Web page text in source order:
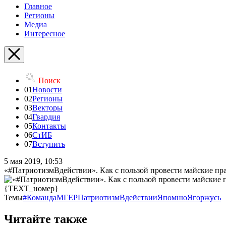
Главное
Регионы
Медиа
Интересное
Поиск
01Новости
02Регионы
03Векторы
04Гвардия
05Контакты
06СтИБ
07Вступить
5 мая 2019, 10:53
«#ПатриотизмВдействии». Как с пользой провести майские
{TEXT_номер}
Темы#КомандаМГЕРПатриотизмВдействииЯпомнюЯгоржусь
Читайте также